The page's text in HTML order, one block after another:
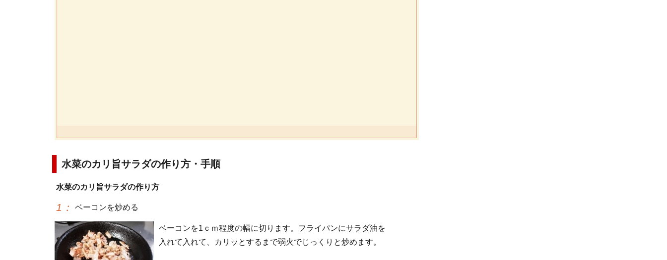
水菜のカリ旨サラダの作り方・手順
水菜のカリ旨サラダの作り方
1 ： ベーコンを炒める
ベーコンを1ｃｍ程度の幅に切ります。フライパンにサラダ油を
入れて入れて、カリッとするまで弱火でじっくりと炒めます。